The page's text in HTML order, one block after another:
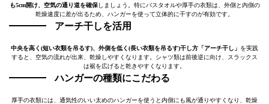
も5cm開け、空気の通り道を確保しましょう。特にバスタオルや厚手の衣類は、外側と内側の
乾燥速度に差が出るため、ハンガーを使って立体的に干すのが有効です。
アーチ干しを活用
中央を高く(短い衣類を吊るす)、外側を低く(長い衣類を吊るす)干し方「アーチ干し」 を実践
すると、空気の流れが出来、乾燥しやすくなります。シャツ類は前後逆に向け、スラックス
は裾を広げると乾きやすくなります。
ハンガーの種類にこだわる
厚手の衣類には、通気性のいい太めのハンガーを使うと内側にも風が通りやすくなり、乾燥